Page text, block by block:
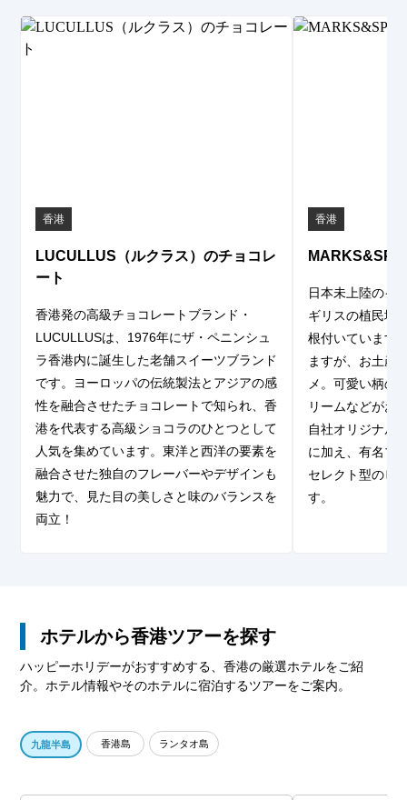
香港
LUCULLUS（ルクラス）のチョコレ
ート
香港発の高級チョコレートブランド・
LUCULLUSは、1976年にザ・ペニンシュ
ラ香港内に誕生した老舗スイーツブランド
です。ヨーロッパの伝統製法とアジアの感
性を融合させたチョコレートで知られ、香
港を代表する高級ショコラのひとつとして
人気を集めています。東洋と西洋の要素を
融合させた独自のフレーバーやデザインも
魅力で、見た目の美しさと味のバランスを
両立！
香港
日本未上陸のイ
ギリスの植民地
根付いています
ますが、お土産
メ。可愛い柄の
リームなどがお
自社オリジナル
に加え、有名ブ
セレクト型のビ
す。
ホテルから香港ツアーを探す
ハッピーホリデーがおすすめする、香港の厳選ホテルをご紹
介。ホテル情報やそのホテルに宿泊するツアーをご案内。
九龍半島 香港島 ランタオ島